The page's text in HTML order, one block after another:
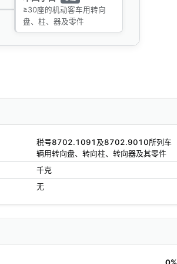
≥30座的机动客车用转向
盘、柱、器及零件
税号8702.1091及8702.9010所列车
辆用转向盘、转向柱、转向器及其零件
千克
无